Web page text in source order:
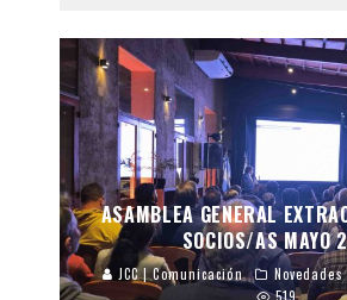
ASAMBLEA GENERAL
SOCIOS/AS MAYO
JCC | Comunicación Novedades
519